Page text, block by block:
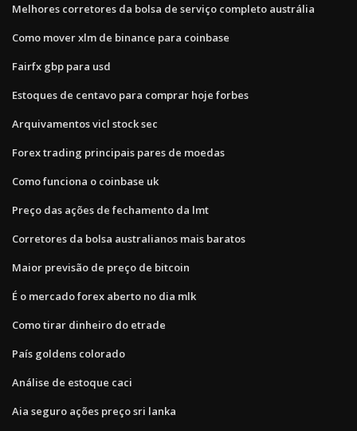
Melhores corretores da bolsa de serviço completo austrália
Como mover xlm de binance para coinbase
Fairfx gbp para usd
Estoques de centavo para comprar hoje forbes
Arquivamentos vicl stock sec
Forex trading principais pares de moedas
Como funciona o coinbase uk
Preço das ações de fechamento da lmt
Corretores da bolsa australianos mais baratos
Maior previsão de preço de bitcoin
É o mercado forex aberto no dia mlk
Como tirar dinheiro do etrade
País goldens colorado
Análise de estoque caci
Aia seguro ações preço sri lanka